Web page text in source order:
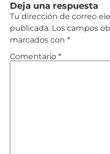
Deja una respuesta
Tu dirección de correo
publicada. Los campos
marcados con *
Comentario *